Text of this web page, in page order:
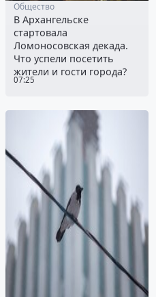
07:25
Общество
В Архангельске
стартовала
Ломоносовская декада.
Что успели посетить
жители и гости города?